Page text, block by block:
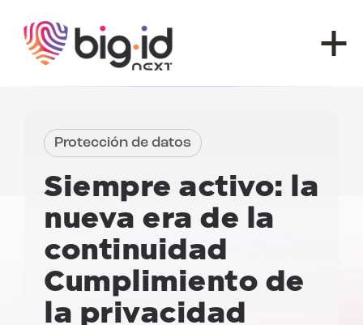
Protección de datos
Siempre activo: la
nueva era de la
continuidad
Cumplimiento de
la privacidad